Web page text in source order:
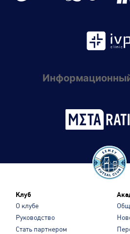
Клуб
О клубе
Руководство
Стать партнером